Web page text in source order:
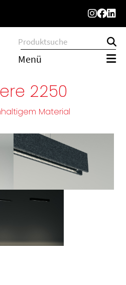
Menü
2250
Material